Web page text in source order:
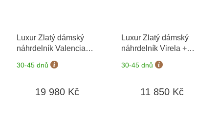
Luxur Zlatý dámský
náhrdelník Valencia
+ možnost
výměny do 90 dní
30-45 dnů
19 980 Kč
Luxur Zlatý dámský
náhrdelník Virela +
možnost výměny do 90
dní
30-45 dnů
11 850 Kč